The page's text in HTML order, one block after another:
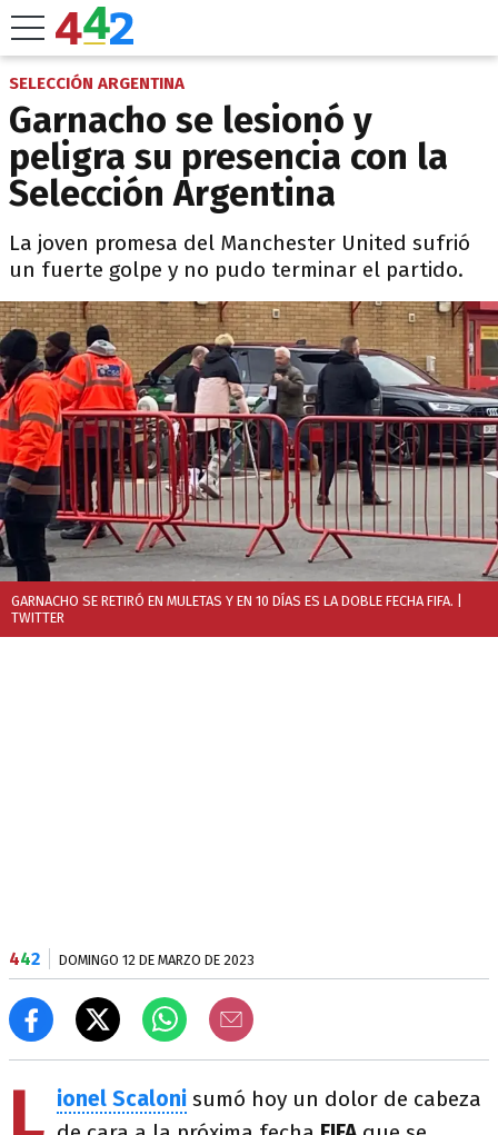
SELECCIÓN ARGENTINA
Garnacho se lesionó y
peligra su presencia con la
Selección Argentina
La joven promesa del Manchester United sufrió
un fuerte golpe y no pudo terminar el partido.
GARNACHO SE RETIRÓ EN MULETAS Y EN 10 DÍAS ES LA DOBLE FECHA FIFA.
TWITTER
442 DOMINGO 12 DE MARZO DE 2023
L ionel Scaloni sumó hoy un dolor de cabeza